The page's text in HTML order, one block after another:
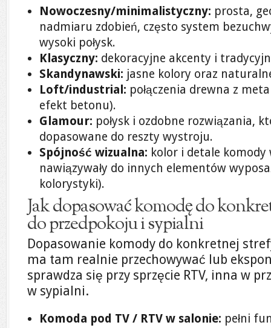
Nowoczesny/minimalistyczny: prosta,
nadmiaru zdobień, często system
wysoki połysk.
Klasyczny: dekoracyjne akcenty i
Skandynawski: jasne kolory oraz
Loft/industrial: połączenia drewna z
efekt betonu).
Glamour: połysk i ozdobne rozwiązania,
dopasowane do reszty wystroju.
Spójność wizualna: kolor i detale
nawiązywały do innych elementów
kolorystyki).
Jak dopasować komodę do
do przedpokoju i sypialni
Dopasowanie komody do konkretnej
ma tam realnie przechowywać lub
sprawdza się przy sprzęcie RTV, inna w
w sypialni.
Komoda pod TV / RTV w salonie: pełni